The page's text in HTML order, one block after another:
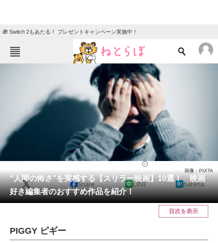
🎁 Switch 2もあたる！ プレゼントキャンペーン実施中！
ニュース
クイズ
グルメ 地域
住まい 教育・育児
リサーチ
会員記事
メディア
ITの今と未来を見通す
“人間の怖さ”を実感する【スリラー映画】10選！ 映画
好き編集者のおすすめ作品を紹介！
画像：PIXTA
X Share LINE hatena
目次を表示
PIGGY ピギー